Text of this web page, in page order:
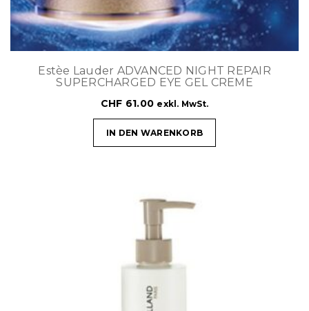
Estèe Lauder ADVANCED NIGHT REPAIR
SUPERCHARGED EYE GEL CREME
CHF 61.00 exkl. MwSt.
IN DEN WARENKORB